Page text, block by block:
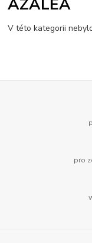
V této kategorii
pro